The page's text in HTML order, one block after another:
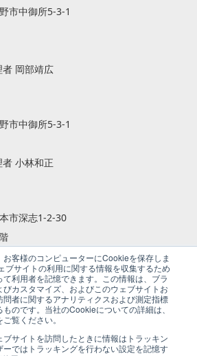
お客様のコンピューターにCookieを保存しま
ブサイトの利用に関する情報を収集するため
利用者を記憶できます。この情報は、ブラ
カスタマイズ、およびこのウェブサイトお
問者に関するアナリティクスおよび測定指標
のです。当社のCookieについての詳細は、
覧ください。
サイトを訪問したときに情報はトラッキン
ではトラッキングを行わない設定を記憶す
市中御所5-3-1
岡部靖広
市中御所5-3-1
小林和正
市深志1-2-30
者 籾倉 一斗